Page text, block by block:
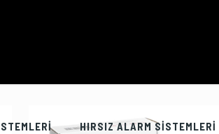
HIRSIZ ALARM SİSTEMLERİ